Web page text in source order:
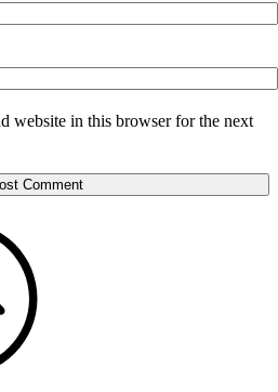
website in this browser for the next